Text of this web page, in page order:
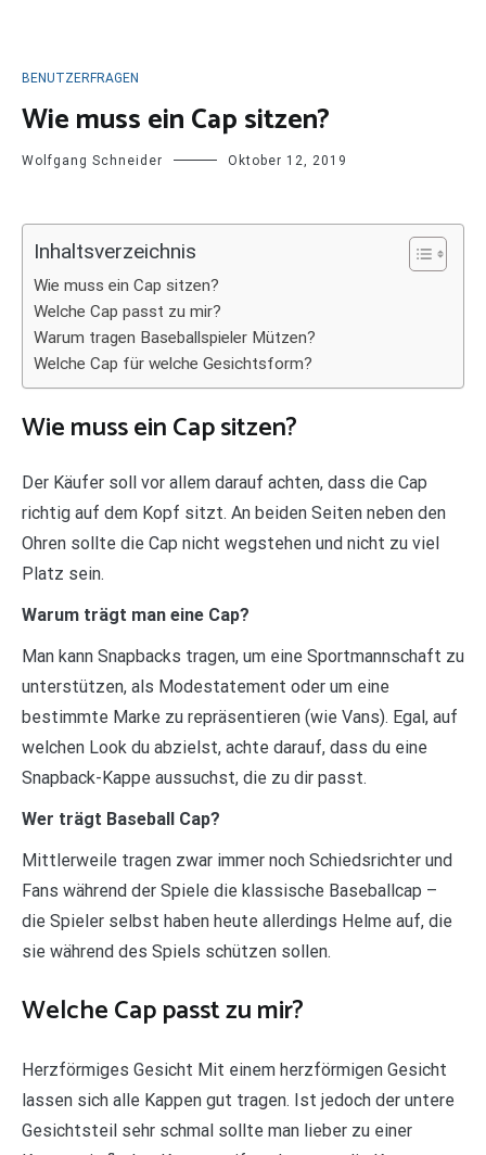
BENUTZERFRAGEN
Wie muss ein Cap sitzen?
Wolfgang Schneider Oktober 12, 2019
Inhaltsverzeichnis
Wie muss ein Cap sitzen?
Welche Cap passt zu mir?
Warum tragen Baseballspieler Mützen?
Welche Cap für welche Gesichtsform?
Wie muss ein Cap sitzen?
Der Käufer soll vor allem darauf achten, dass die Cap
richtig auf dem Kopf sitzt. An beiden Seiten neben den
Ohren sollte die Cap nicht wegstehen und nicht zu viel
Platz sein.
Warum trägt man eine Cap?
Man kann Snapbacks tragen, um eine Sportmannschaft zu
unterstützen, als Modestatement oder um eine
bestimmte Marke zu repräsentieren (wie Vans). Egal, auf
welchen Look du abzielst, achte darauf, dass du eine
Snapback-Kappe aussuchst, die zu dir passt.
Wer trägt Baseball Cap?
Mittlerweile tragen zwar immer noch Schiedsrichter und
Fans während der Spiele die klassische Baseballcap –
die Spieler selbst haben heute allerdings Helme auf, die
sie während des Spiels schützen sollen.
Welche Cap passt zu mir?
Herzförmiges Gesicht Mit einem herzförmigen Gesicht
lassen sich alle Kappen gut tragen. Ist jedoch der untere
Gesichtsteil sehr schmal sollte man lieber zu einer